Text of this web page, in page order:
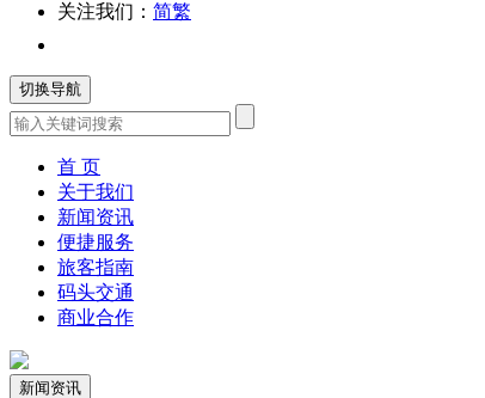
关注我们： 简繁
切换导航
首 页
关于我们
新闻资讯
便捷服务
旅客指南
码头交通
商业合作
新闻资讯